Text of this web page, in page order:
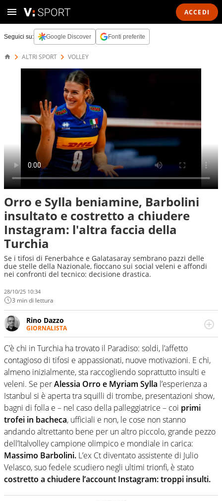
ACCEDI
Seguici su: Google Discover Fonti preferite
ALTRI SPORT VOLLEY
Orro e Sylla beniamine, Barbolini
insultato e costretto a chiudere
Instagram: l'altra faccia della
Turchia
Se i tifosi di Fenerbahce e Galatasaray sembrano pazzi delle
due stelle della Nazionale, fioccano sui social veleni e affondi
nei confronti del tecnico: decisione drastica.
28/10/25 10:34
3 min di lettura
Rino Dazzo
GIORNALISTA
Se mai ci fosse modo di traslare il glossario del calcio in
una nicchia di esperti, lui ne farebbe parte. Non si perde
una svista arbitrale né gli umori social del mondo delle
curve
C’è chi in Turchia ha trovato il Paradiso: soldi, l’affetto
contagioso di tifosi e appassionati, nuove motivazioni. E chi,
almeno inizialmente, sta raccogliendo soprattutto insulti e
veleni. Se perAlessia Orro e Myriam Sylla l’esperienza a
Istanbul si è aperta tra squilli di trombe, presentazioni show,
bagni di folla e – nel caso della palleggiatrice – coi primi
trofei in bacheca, ufficiali e non, le cose non stanno
andando altrettanto bene per un altro piccolo, grande pezzo
dell’Italvolley campione olimpico e mondiale in carica:
Massimo Barbolini. L’ex Ct diventato assistente di Julio
Velasco, suo fedele scudiero negli ultimi trionfi, è stato
costretto a chiudere l’account Instagram: troppi insulti.